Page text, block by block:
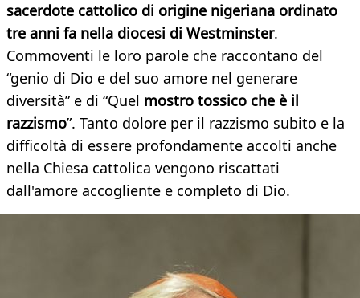
sacerdote cattolico di origine nigeriana ordinato
tre anni fa nella diocesi di Westminster.
Commoventi le loro parole che raccontano del
“genio di Dio e del suo amore nel generare
diversità” e di “Quel mostro tossico che è il
razzismo”. Tanto dolore per il razzismo subito e la
difficoltà di essere profondamente accolti anche
nella Chiesa cattolica vengono riscattati
dall'amore accogliente e completo di Dio.